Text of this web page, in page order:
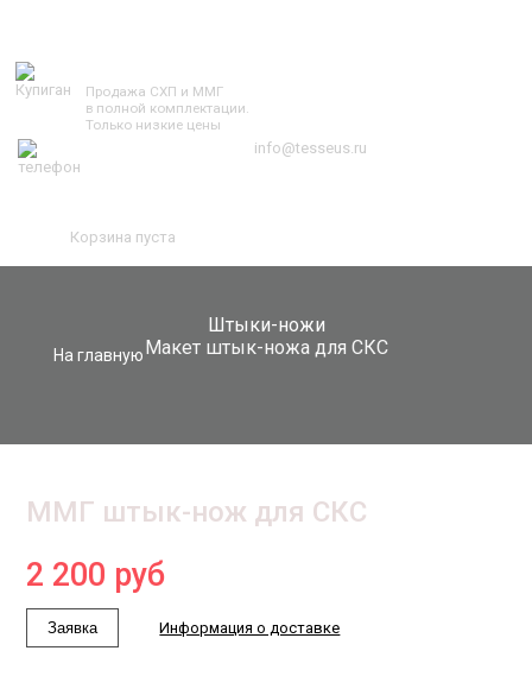
Продажа СХП и ММГ
в полной комплектации.
Только низкие цены
info@tesseus.ru
Корзина пуста
Штыки-ножи
Макет штык-ножа для СКС
На главную
ММГ штык-нож для СКС
2 200 руб
Заявка Информация о доставке